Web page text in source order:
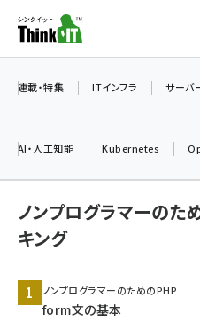
ン
ツ
ai (2486)
北海道をのんびり旅す
連載・特集 ITインフラ サーバ
AI・人工知能 Kubernetes
ノンプログラマーの
キング
ノンプログラマーのためのPHP
form文の基本